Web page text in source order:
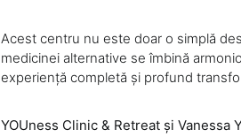
Acest centru nu este doar o simplă
medicinei alternative se îmbină
experiență completă și profund
YOUness Clinic & Retreat și Vanessa